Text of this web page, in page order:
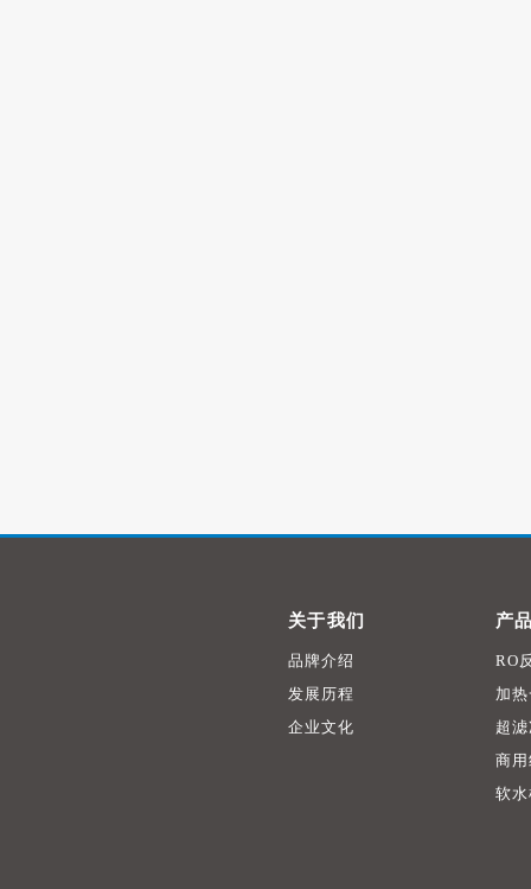
关于我们
品牌介绍
发展历程
企业文化
产
RO
加
超
商
软